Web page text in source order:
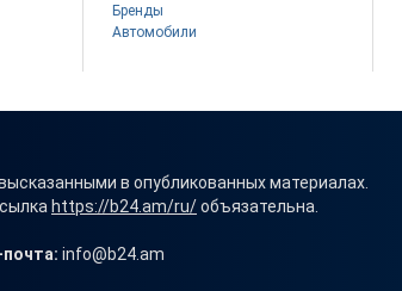
Бренды
Автомобили
в опубликованных материалах.
https://b24.am/ru/объязательна.
info@b24.am